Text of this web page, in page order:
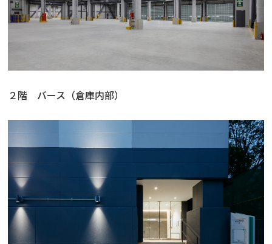
２階 バース（倉庫内部）